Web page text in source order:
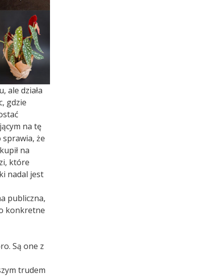
ale działa
gdzie
na tę
że
na
które
nadal jest
publiczna,
konkretne
Są one z
trudem